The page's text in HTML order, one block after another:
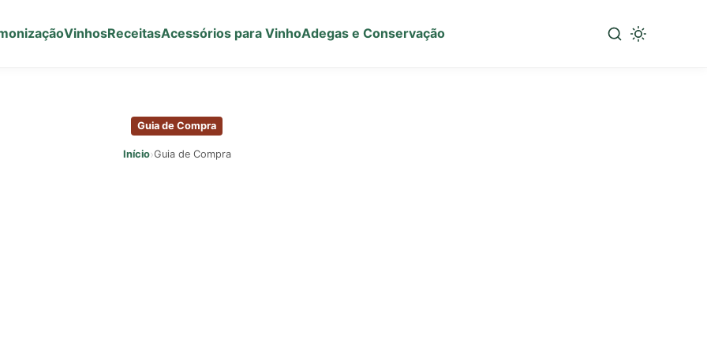
VinhosReceitasAcessórios para VinhoAdegas e Conservação
Guia de Compra
Início›Guia de Compra